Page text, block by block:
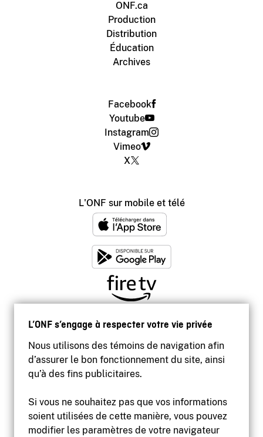
L’ONF s’engage à respecter votre vie privée
Nous utilisons des témoins de navigation afin
d’assurer le bon fonctionnement du site, ainsi
qu’à des fins publicitaires.
Si vous ne souhaitez pas que vos informations
soient utilisées de cette manière, vous pouvez
modifier les paramètres de votre navigateur
ONF.ca
Production
Distribution
Éducation
Archives
Facebook
Youtube
Instagram
Vimeo
X
L'ONF sur mobile et télé
Accessibilité